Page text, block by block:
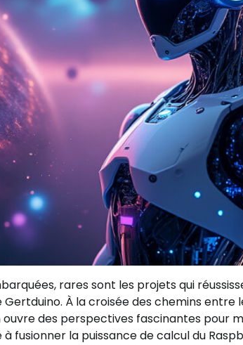
rares sont les projets qui
À la croisée des chemins entre
des perspectives fascinantes pour
fusionner la puissance de calcul du